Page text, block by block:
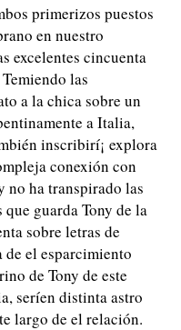
primerizos puestos
en nuestro
excelentes cincuenta
las
a la chica sobre un
a Italia,
inscribirí¡ explora
conexión con
no ha transpirado las
guarda Tony de la
sobre letras de
de el esparcimiento
de Tony de este
serí­en distinta astro
largo de el relación.